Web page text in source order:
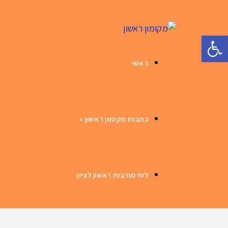
פתח סרגל נגישות
ראשי
כתבות מקומון ראשון »
לוח מודעות ראשון לציון